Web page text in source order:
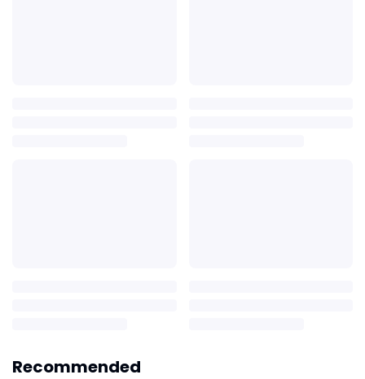
Recommended